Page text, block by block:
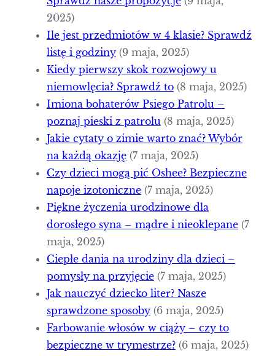
2025)
Ile jest przedmiotów w 4 klasie? Sprawdź
listę i godziny (9 maja, 2025)
Kiedy pierwszy skok rozwojowy u
niemowlęcia? Sprawdź to (8 maja, 2025)
Imiona bohaterów Psiego Patrolu –
poznaj pieski z patrolu (8 maja, 2025)
Jakie cytaty o zimie warto znać? Wybór
na każdą okazję (7 maja, 2025)
Czy dzieci mogą pić Oshee? Bezpieczne
napoje izotoniczne (7 maja, 2025)
Piękne życzenia urodzinowe dla
dorosłego syna – mądre i nieoklepane (7
maja, 2025)
Ciepłe dania na urodziny dla dzieci –
pomysły na przyjęcie (7 maja, 2025)
Jak nauczyć dziecko liter? Nasze
sprawdzone sposoby (6 maja, 2025)
Farbowanie włosów w ciąży – czy to
bezpieczne w trymestrze? (6 maja, 2025)